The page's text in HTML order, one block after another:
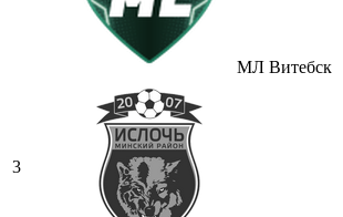
МЛ Витебск
3